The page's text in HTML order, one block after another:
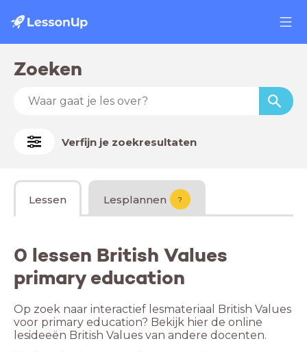
Zoeken
Verfijn je zoekresultaten
Lessen Lesplannen ?
0 lessen British Values
primary education
Op zoek naar interactief lesmateriaal British Values
voor primary education? Bekijk hier de online
lesideeën British Values van andere docenten.